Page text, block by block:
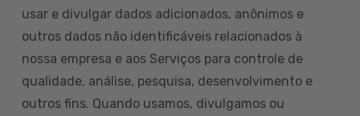
usar e divulgar dados adicionados, anônimos e
outros dados não identificáveis relacionados à
nossa empresa e aos Serviços para controle de
qualidade, análise, pesquisa, desenvolvimento e
outros fins. Quando usamos, divulgamos ou